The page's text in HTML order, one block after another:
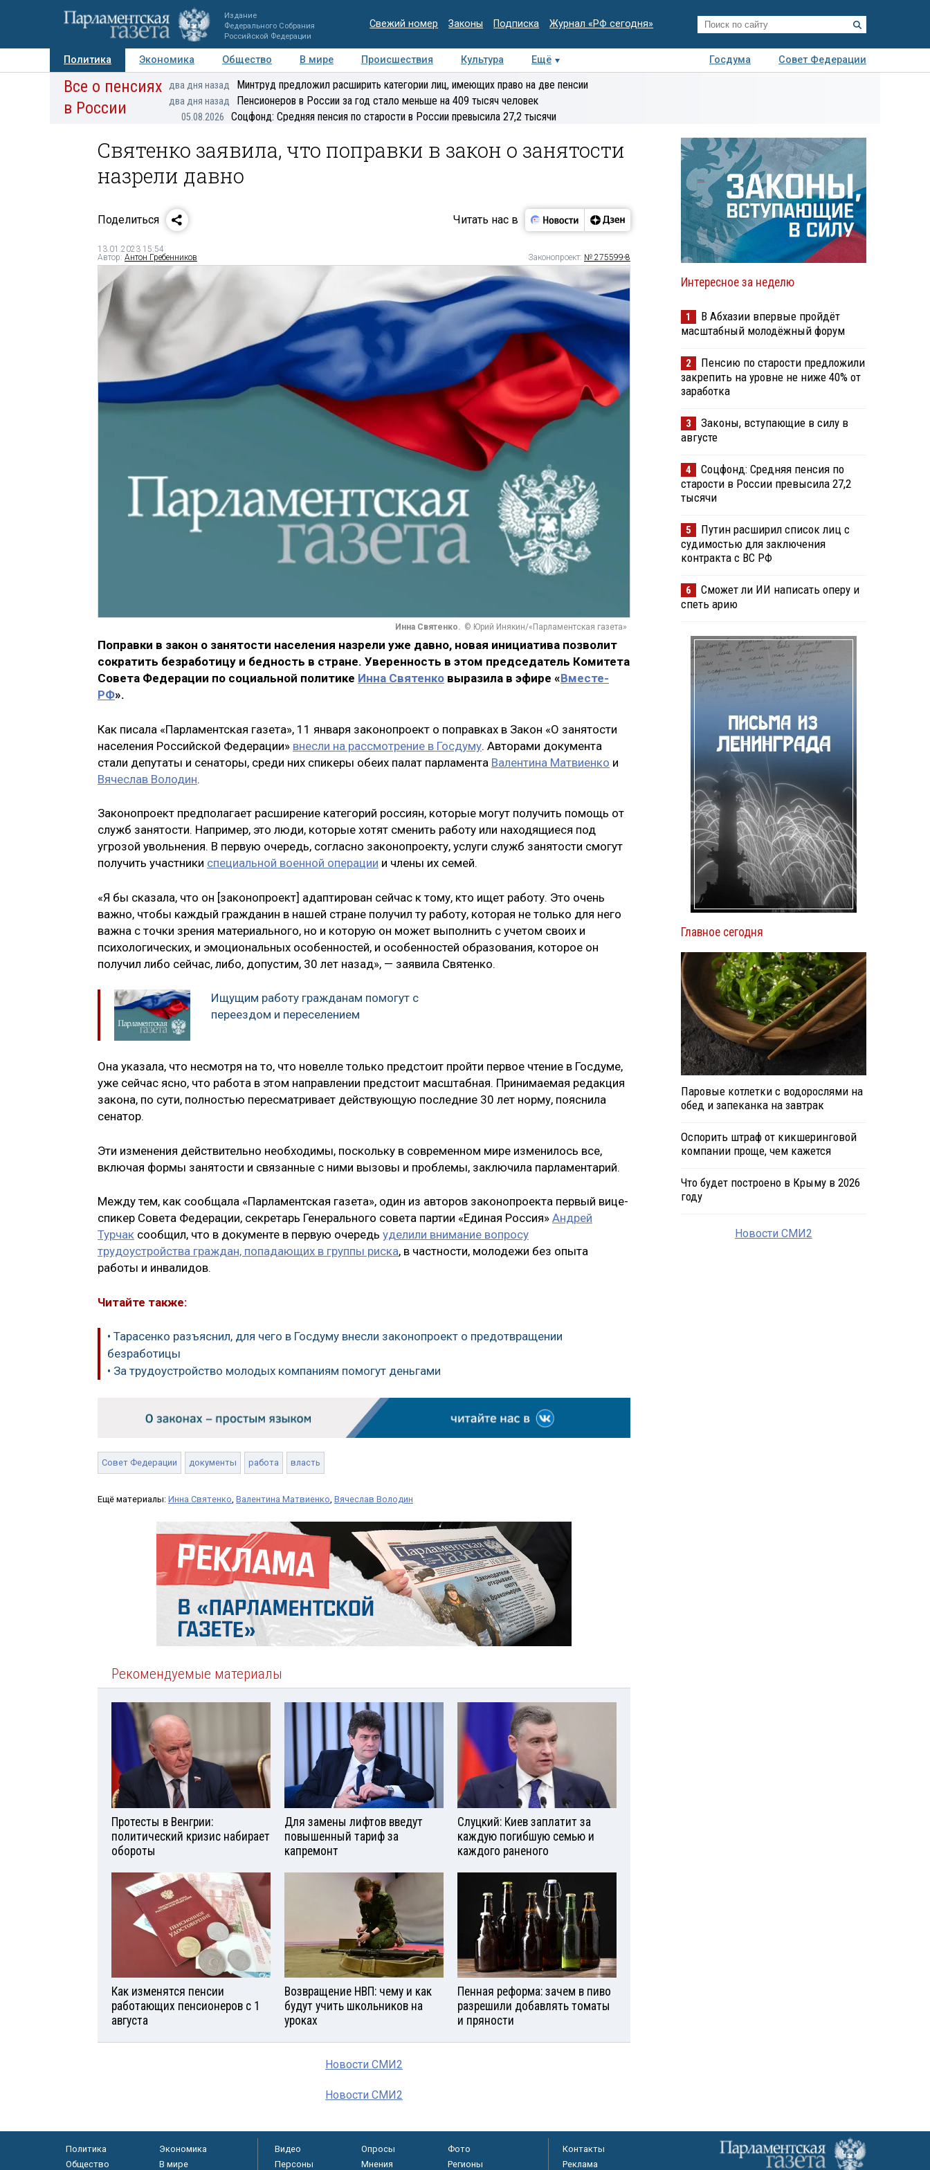
Издание
Федерального Собрания
Российской Федерации
Свежий номер Законы Подписка Журнал «РФ сегодня»
Политика Экономика Общество В мире Происшествия Культура Ещё Госдума
Совет Федерации
Авторы Персоны Мнения Регионы Медиацентр Интервью Колумнисты
Деловая
Все о пенсиях
в России
два дня назад Минтруд предложил расширить категории лиц, имеющих право на две пенсии
два дня назад Пенсионеров в России за год стало меньше на 409 тысяч человек
05.08.2026 Соцфонд: Средняя пенсия по старости в России превысила 27,2 тысячи
Святенко заявила, что поправки в закон о занятости
назрели давно
Поделиться Читать нас в
13.01.2023 15:54
Автор: Антон Гребенников Законопроект: № 275599-8
Инна Святенко. © Юрий Инякин/«Парламентская газета»
Поправки в закон о занятости населения назрели уже давно, новая инициатива позволит
сократить безработицу и бедность в стране. Уверенность в этом председатель Комитета
Совета Федерации по социальной политике Инна Святенко выразила в эфире «Вместе-
РФ».
Как писала «Парламентская газета», 11 января законопроект о поправках в Закон «О занятости
населения Российской Федерации» внесли на рассмотрение в Госдуму. Авторами документа
стали депутаты и сенаторы, среди них спикеры обеих палат парламента Валентина Матвиенко и
Вячеслав Володин.
Законопроект предполагает расширение категорий россиян, которые могут получить помощь от
служб занятости. Например, это люди, которые хотят сменить работу или находящиеся под
угрозой увольнения. В первую очередь, согласно законопроекту, услуги служб занятости смогут
получить участники специальной военной операции и члены их семей.
«Я бы сказала, что он [законопроект] адаптирован сейчас к тому, кто ищет работу. Это очень
важно, чтобы каждый гражданин в нашей стране получил ту работу, которая не только для него
важна с точки зрения материального, но и которую он может выполнить с учетом своих и
психологических, и эмоциональных особенностей, и особенностей образования, которое он
получил либо сейчас, либо, допустим, 30 лет назад», — заявила Святенко.
Ищущим работу гражданам помогут с
переездом и переселением
Она указала, что несмотря на то, что новелле только предстоит пройти первое чтение в Госдуме,
уже сейчас ясно, что работа в этом направлении предстоит масштабная. Принимаемая редакция
закона, по сути, полностью пересматривает действующую последние 30 лет норму, пояснила
сенатор.
Эти изменения действительно необходимы, поскольку в современном мире изменилось все,
включая формы занятости и связанные с ними вызовы и проблемы, заключила парламентарий.
Между тем, как сообщала «Парламентская газета», один из авторов законопроекта первый вице-
спикер Совета Федерации, секретарь Генерального совета партии «Единая Россия» Андрей
Турчак сообщил, что в документе в первую очередь уделили внимание вопросу
трудоустройства граждан, попадающих в группы риска, в частности, молодежи без опыта
работы и инвалидов.
Читайте также:
• Тарасенко разъяснил, для чего в Госдуму внесли законопроект о предотвращении
безработицы
• За трудоустройство молодых компаниям помогут деньгами
Совет Федерации документы работа власть
Ещё материалы: Инна Святенко Валентина Матвиенко Вячеслав Володин
Рекомендуемые материалы
Протесты в Венгрии:
политический кризис набирает
обороты
Для замены лифтов введут
повышенный тариф за
капремонт
Слуцкий: Киев заплатит за
каждую погибшую семью и
каждого раненого
Как изменятся пенсии
работающих пенсионеров с 1
августа
Возвращение НВП: чему и как
будут учить школьников на
уроках
Пенная реформа: зачем в пиво
разрешили добавлять томаты
и пряности
Новости СМИ2
Новости СМИ2
Интересное за неделю
1
В Абхазии впервые пройдёт
масштабный молодёжный форум
2
Пенсию по старости предложили
закрепить на уровне не ниже 40% от
заработка
3
Законы, вступающие в силу в
августе
4
Соцфонд: Средняя пенсия по
старости в России превысила 27,2
тысячи
5
Путин расширил список лиц с
судимостью для заключения
контракта с ВС РФ
6
Сможет ли ИИ написать оперу и
спеть арию
Главное сегодня
Паровые котлетки с водорослями на
обед и запеканка на завтрак
Оспорить штраф от кикшеринговой
компании проще, чем кажется
Что будет построено в Крыму в 2026
году
Новости СМИ2
Политика
Экономика
Общество
В мире
Видео Опросы
Фото
Персоны
Мнения Регионы
Контакты
Реклама